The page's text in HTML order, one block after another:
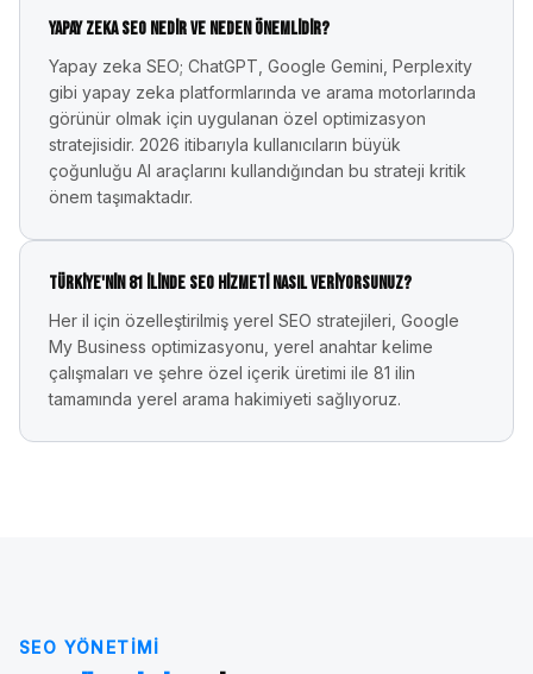
Yapay zeka SEO nedir ve neden önemlidir?
Yapay zeka SEO; ChatGPT, Google Gemini, Perplexity
gibi yapay zeka platformlarında ve arama motorlarında
görünür olmak için uygulanan özel optimizasyon
stratejisidir. 2026 itibarıyla kullanıcıların büyük
çoğunluğu AI araçlarını kullandığından bu strateji kritik
önem taşımaktadır.
Türkiye'nin 81 ilinde SEO hizmeti nasıl veriyorsunuz?
Her il için özelleştirilmiş yerel SEO stratejileri, Google
My Business optimizasyonu, yerel anahtar kelime
çalışmaları ve şehre özel içerik üretimi ile 81 ilin
tamamında yerel arama hakimiyeti sağlıyoruz.
SEO YÖNETIMI